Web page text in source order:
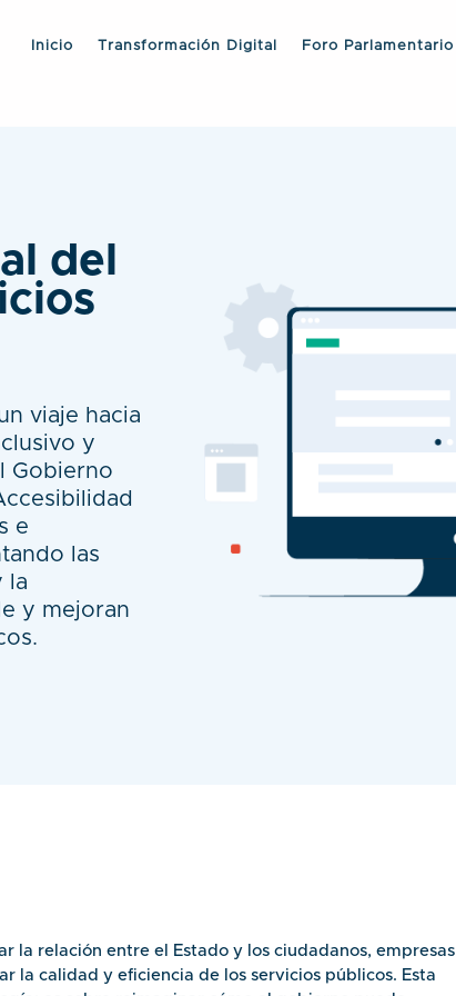
Inicio Transformación Digital Foro Parlamentario
del
viaje hacia
y
Gobierno
e
las
la
y mejoran
la relación entre el Estado y los ciudadanos, empresas
la calidad y eficiencia de los servicios públicos. Esta